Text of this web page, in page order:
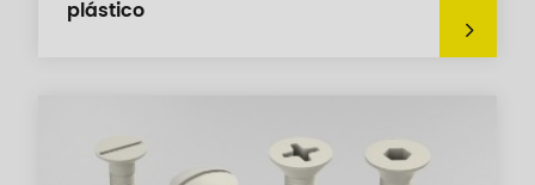
plástico